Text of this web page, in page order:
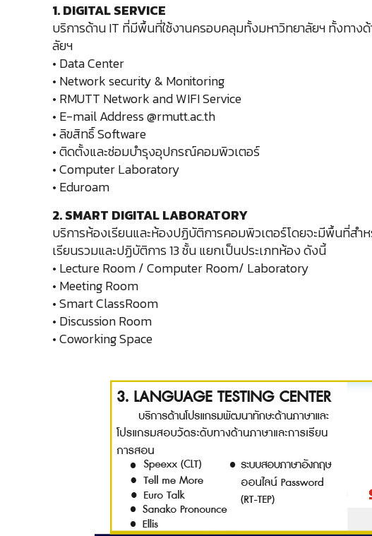
1. DIGITAL SERVICE
บริการด้าน IT ที่มีพื้นที่ใช้งานครอบคลุมทั้งมหาวิทยาลัยฯ ทั้งทาง
ลัยฯ
• Data Center
• Network security & Monitoring
• RMUTT Network and WIFI Service
• E-mail Address @rmutt.ac.th
• ลิขสิทธิ์ Software
• ติดตั้งและซ่อมบำรุงอุปกรณ์คอมพิวเตอร์
• Computer Laboratory
• Eduroam
2. SMART DIGITAL LABORATORY
บริการห้องเรียนและห้องปฏิบัติการคอมพิวเตอร์โดยจะมีพื้นที่สำ
เรียนรวมและปฏิบัติการ 13 ชั้น แยกเป็นประเภทห้อง ดังนี้
• Lecture Room / Computer Room/ Laboratory
• Meeting Room
• Smart ClassRoom
• Discussion Room
• Coworking Space